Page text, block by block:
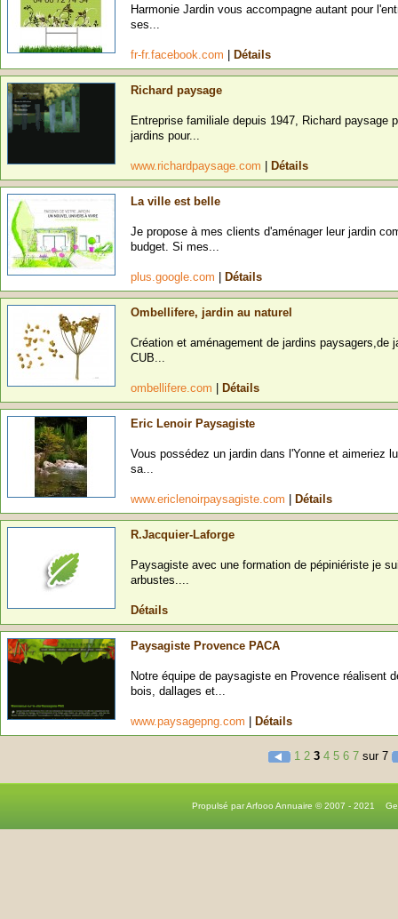
Harmonie Jardin vous accompagne autant pour
ses...
fr-fr.facebook.com Détails
Richard paysage
Entreprise familiale depuis 1947, Richard paysage
jardins pour...
www.richardpaysage.com Détails
La ville est belle
Je propose à mes clients d'aménager leur jardin
budget. Si mes...
plus.google.com Détails
Ombellifere, jardin au naturel
Création et aménagement de jardins paysagers,de
CUB...
ombellifere.com Détails
Eric Lenoir Paysagiste
Vous possédez un jardin dans l'Yonne et aimeriez
sa...
www.ericlenoirpaysagiste.com Détails
R.Jacquier-Laforge
Paysagiste avec une formation de pépiniériste je
arbustes....
Détails
Paysagiste Provence PACA
Notre équipe de paysagiste en Provence réalisent
bois, dallages et...
www.paysagepng.com Détails
1 2 3 4 5 6 7 sur 7
Propulsé par Arfooo Annuaire © 2007 - 2021